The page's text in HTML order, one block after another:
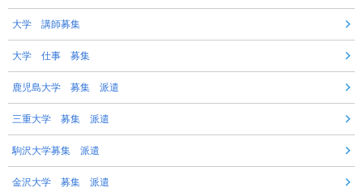
大学 講師募集
大学 仕事 募集
鹿児島大学 募集 派遣
三重大学 募集 派遣
駒沢大学募集 派遣
金沢大学 募集 派遣